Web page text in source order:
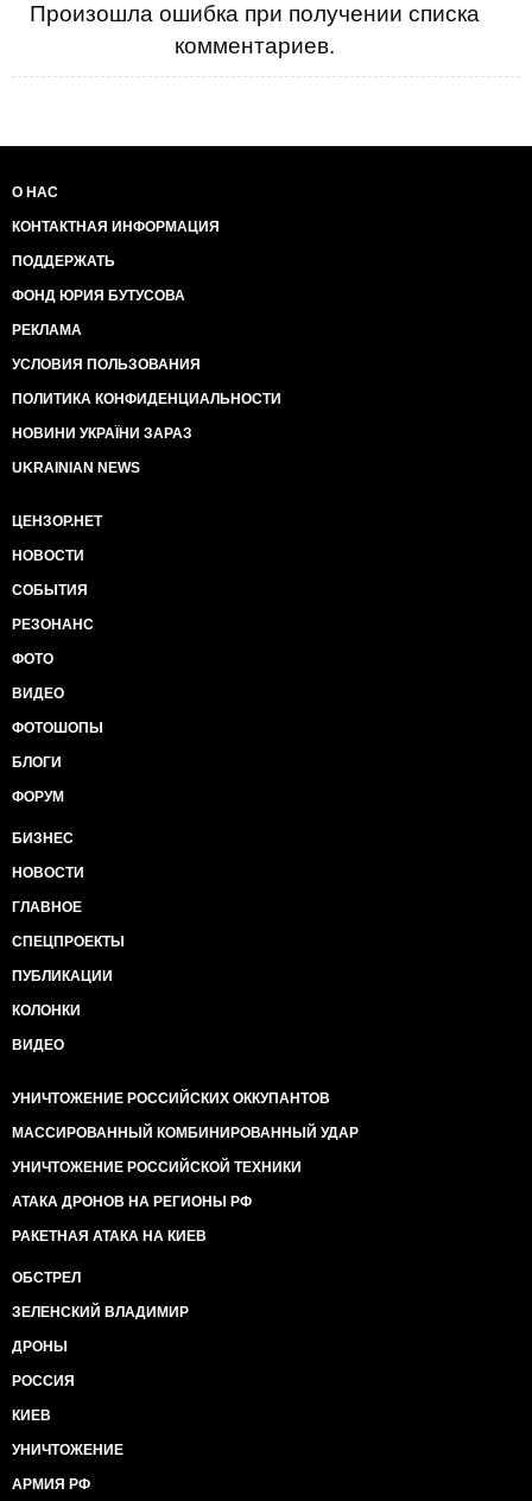
Произошла ошибка при получении списка
комментариев.
О НАС
КОНТАКТНАЯ ИНФОРМАЦИЯ
ПОДДЕРЖАТЬ
ФОНД ЮРИЯ БУТУСОВА
РЕКЛАМА
УСЛОВИЯ ПОЛЬЗОВАНИЯ
ПОЛИТИКА КОНФИДЕНЦИАЛЬНОСТИ
НОВИНИ УКРАЇНИ ЗАРАЗ
UKRAINIAN NEWS
ЦЕНЗОР.НЕТ
НОВОСТИ
СОБЫТИЯ
РЕЗОНАНС
ФОТО
ВИДЕО
ФОТОШОПЫ
БЛОГИ
ФОРУМ
БИЗНЕС
НОВОСТИ
ГЛАВНОЕ
СПЕЦПРОЕКТЫ
ПУБЛИКАЦИИ
КОЛОНКИ
ВИДЕО
УНИЧТОЖЕНИЕ РОССИЙСКИХ ОККУПАНТОВ
МАССИРОВАННЫЙ КОМБИНИРОВАННЫЙ УДАР
УНИЧТОЖЕНИЕ РОССИЙСКОЙ ТЕХНИКИ
АТАКА ДРОНОВ НА РЕГИОНЫ РФ
РАКЕТНАЯ АТАКА НА КИЕВ
ОБСТРЕЛ
ЗЕЛЕНСКИЙ ВЛАДИМИР
ДРОНЫ
РОССИЯ
КИЕВ
УНИЧТОЖЕНИЕ
АРМИЯ РФ